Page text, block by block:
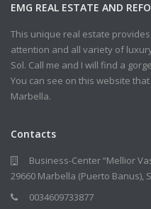
EMG REAL ESTATE AND
This unique real estate
attention and all variety of
Sol. Call me and I will find a
You can see on this website
Marbella.
Contacts
Business-Center “Mellior
29660 Marbella (Puerto Banus),
0034609733877